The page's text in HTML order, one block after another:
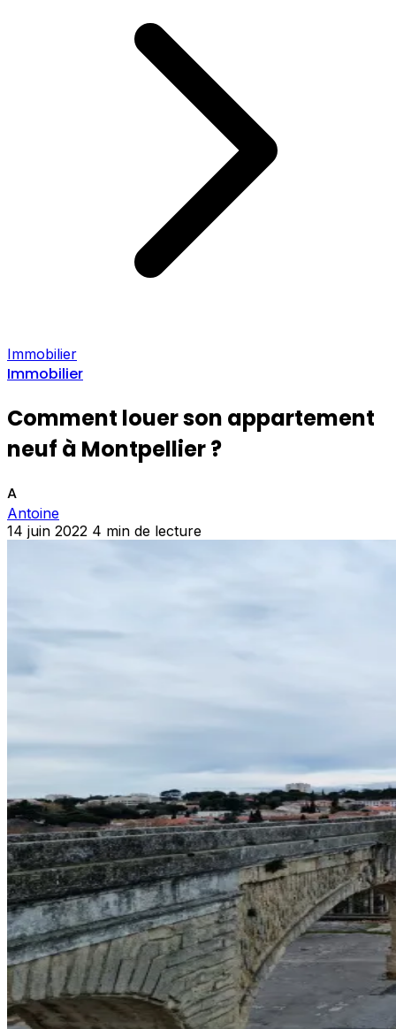
Immobilier
Immobilier
Comment louer son appartement
neuf à Montpellier ?
A
Antoine
14 juin 2022 4 min de lecture